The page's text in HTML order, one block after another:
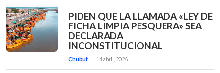
PIDEN QUE LA LLAMADA «LEY DE
FICHA LIMPIA PESQUERA» SEA
DECLARADA
INCONSTITUCIONAL
Chubut 14 abril, 2026